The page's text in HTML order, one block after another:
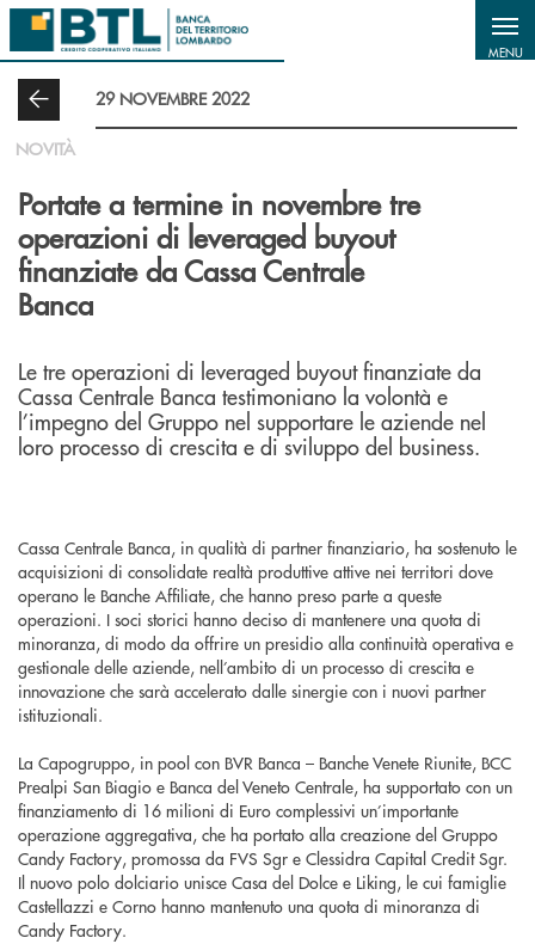
Salta al contenuto principale
MENU
29 NOVEMBRE 2022
NOVITÀ
Portate a termine in novembre tre
operazioni di leveraged buyout
finanziate da Cassa Centrale
Banca
Le tre operazioni di leveraged buyout finanziate da
Cassa Centrale Banca testimoniano la volontà e
l’impegno del Gruppo nel supportare le aziende nel
loro processo di crescita e di sviluppo del business.
Cassa Centrale Banca, in qualità di partner finanziario, ha sostenuto le
acquisizioni di consolidate realtà produttive attive nei territori dove
operano le Banche Affiliate, che hanno preso parte a queste
operazioni. I soci storici hanno deciso di mantenere una quota di
minoranza, di modo da offrire un presidio alla continuità operativa e
gestionale delle aziende, nell’ambito di un processo di crescita e
innovazione che sarà accelerato dalle sinergie con i nuovi partner
istituzionali.
La Capogruppo, in pool con BVR Banca – Banche Venete Riunite, BCC
Prealpi San Biagio e Banca del Veneto Centrale, ha supportato con un
finanziamento di 16 milioni di Euro complessivi un’importante
operazione aggregativa, che ha portato alla creazione del Gruppo
Candy Factory, promossa da FVS Sgr e Clessidra Capital Credit Sgr.
Il nuovo polo dolciario unisce Casa del Dolce e Liking, le cui famiglie
Castellazzi e Corno hanno mantenuto una quota di minoranza di
Candy Factory.